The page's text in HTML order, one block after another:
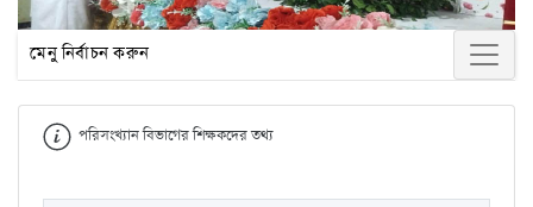
মেনু নির্বাচন করুন
পরিসংখ্যান বিভাগের শিক্ষকদের তথ্য